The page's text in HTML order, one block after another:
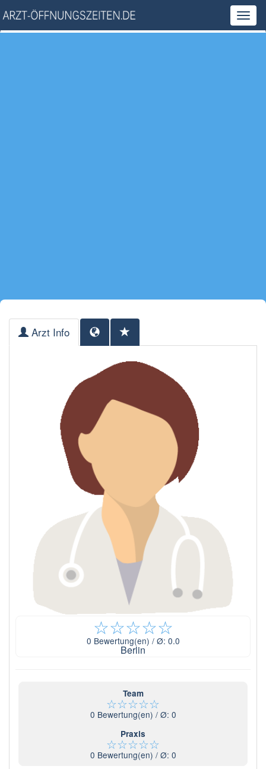
Arzt Info
☆☆☆☆☆
0 Bewertung(en) / Ø: 0.0
Berlin
Team
☆☆☆☆☆
0 Bewertung(en) / Ø: 0
Praxis
☆☆☆☆☆
0 Bewertung(en) / Ø: 0